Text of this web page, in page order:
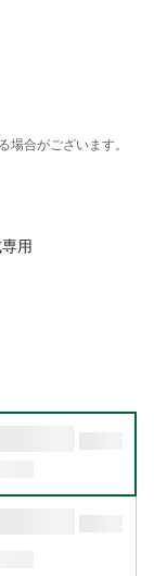
合がございます。
用